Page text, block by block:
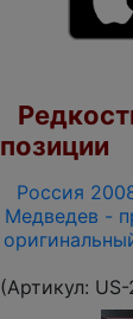
позиции
Россия
Медведев -
(Артикул: